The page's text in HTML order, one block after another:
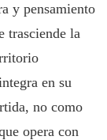
y pensamiento
trasciende la
en su
no como
opera con